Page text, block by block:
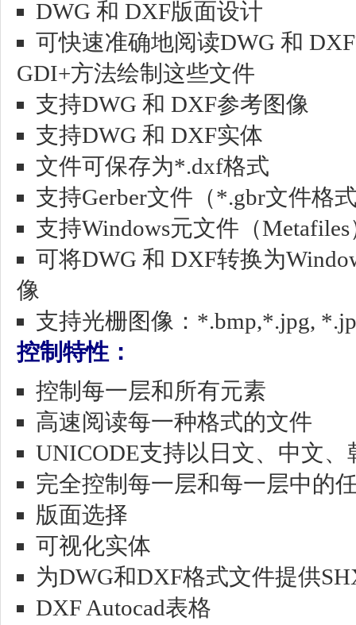
DWG 和 DXF版面设计
可快速准确地阅读DWG 和
GDI+方法绘制这些文件
支持DWG 和 DXF参考图像
支持DWG 和 DXF实体
文件可保存为*.dxf格式
支持Gerber文件（*.gbr文件格
支持Windows元文件（
可将DWG 和 DXF转换为
像
支持光栅图像：*.bmp,*.jpg,
控制特性：
控制每一层和所有元素
高速阅读每一种格式的文件
UNICODE支持以日文、中文
完全控制每一层和每一层中的
版面选择
可视化实体
为DWG和DXF格式文件提供
DXF Autocad表格